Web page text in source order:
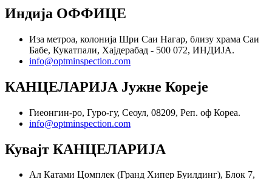
Индија ОФФИЦЕ
Иза метроа, колонија Шри Саи Нагар, близу храма Саи
Бабе, Кукатпали, Хајдерабад - 500 072, ИНДИЈА.
info@optminspection.com
КАНЦЕЛАРИЈА Јужне Кореје
Гиеонгин-ро, Гуро-гу, Сеоул, 08209, Реп. оф Кореа.
info@optminspection.com
Кувајт КАНЦЕЛАРИЈА
Ал Катами Цомплек (Гранд Хипер Буилдинг), Блок 7,